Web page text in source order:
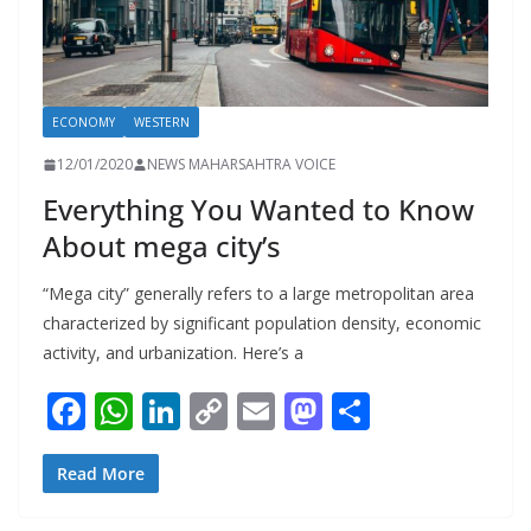
ECONOMY WESTERN
12/01/2020 NEWS MAHARSAHTRA VOICE
Everything You Wanted to Know
About mega city’s
“Mega city” generally refers to a large metropolitan area
characterized by significant population density, economic
activity, and urbanization. Here’s a
F
ac
e
W
h
at
Li C E M
Read More